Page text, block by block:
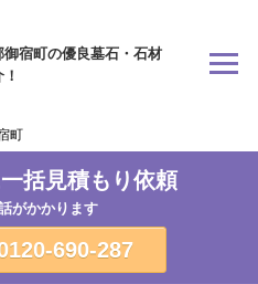
御宿町の優良墓石・石材
町
括見積もり依頼
がかかります
690-287